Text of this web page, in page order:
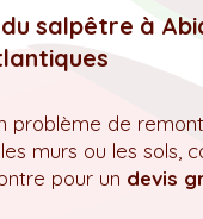
salpêtre à
problème de
murs ou les sols,
pour un devis